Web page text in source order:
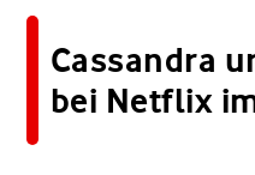
Cassandra
bei Netflix